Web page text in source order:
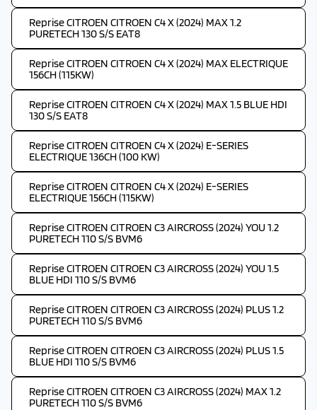
Reprise CITROEN CITROEN C4 X (2024) MAX 1.2
PURETECH 130 S/S EAT8
Reprise CITROEN CITROEN C4 X (2024) MAX ELECTRIQUE
156CH (115KW)
Reprise CITROEN CITROEN C4 X (2024) MAX 1.5 BLUE HDI
130 S/S EAT8
Reprise CITROEN CITROEN C4 X (2024) E-SERIES
ELECTRIQUE 136CH (100 KW)
Reprise CITROEN CITROEN C4 X (2024) E-SERIES
ELECTRIQUE 156CH (115KW)
Reprise CITROEN CITROEN C3 AIRCROSS (2024) YOU 1.2
PURETECH 110 S/S BVM6
Reprise CITROEN CITROEN C3 AIRCROSS (2024) YOU 1.5
BLUE HDI 110 S/S BVM6
Reprise CITROEN CITROEN C3 AIRCROSS (2024) PLUS 1.2
PURETECH 110 S/S BVM6
Reprise CITROEN CITROEN C3 AIRCROSS (2024) PLUS 1.5
BLUE HDI 110 S/S BVM6
Reprise CITROEN CITROEN C3 AIRCROSS (2024) MAX 1.2
PURETECH 110 S/S BVM6